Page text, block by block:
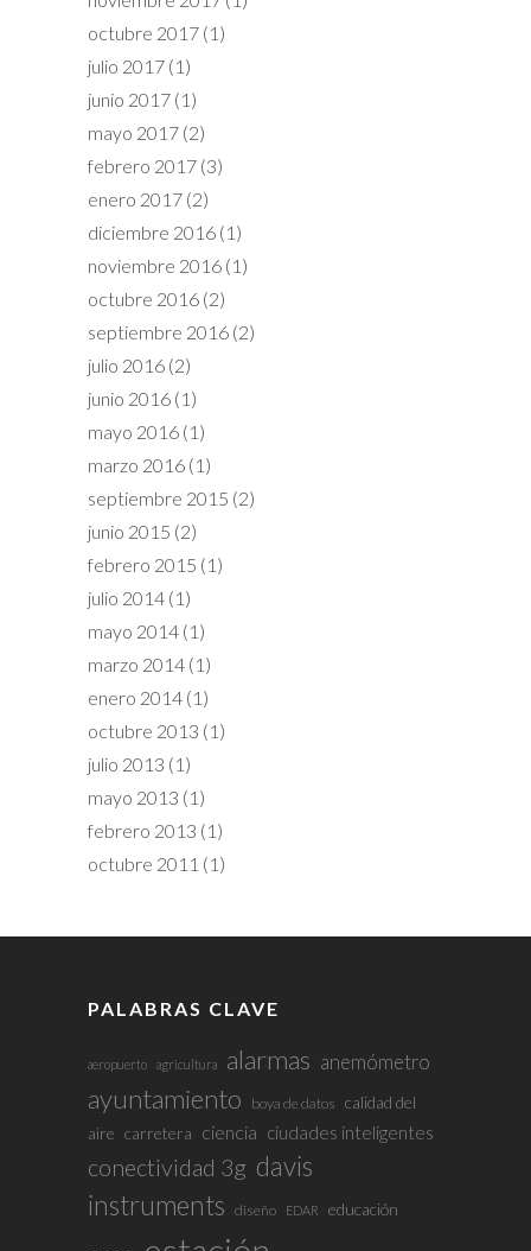
octubre 2017 (1)
julio 2017 (1)
junio 2017 (1)
mayo 2017 (2)
febrero 2017 (3)
enero 2017 (2)
diciembre 2016 (1)
noviembre 2016 (1)
octubre 2016 (2)
septiembre 2016 (2)
julio 2016 (2)
junio 2016 (1)
mayo 2016 (1)
marzo 2016 (1)
septiembre 2015 (2)
junio 2015 (2)
febrero 2015 (1)
julio 2014 (1)
mayo 2014 (1)
marzo 2014 (1)
enero 2014 (1)
octubre 2013 (1)
julio 2013 (1)
mayo 2013 (1)
febrero 2013 (1)
octubre 2011 (1)
PALABRAS CLAVE
aeropuerto agricultura alarmas anemómetro
ayuntamiento boya de datos calidad del
aire carretera ciencia ciudades inteligentes
conectividad 3g davis
instruments diseño EDAR educación